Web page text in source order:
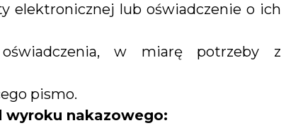
elektronicznej lub oświadczenie o ich
w miarę potrzeby z
pismo.
wyroku nakazowego: